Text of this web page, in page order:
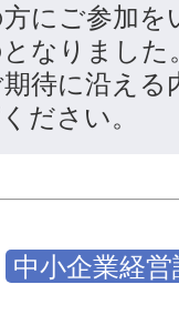
にご参加
なりました
待に沿える
ださい。
中小企業経